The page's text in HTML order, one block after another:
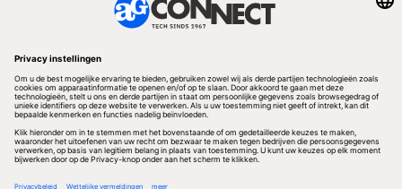
Volg ons
Redactionele partner